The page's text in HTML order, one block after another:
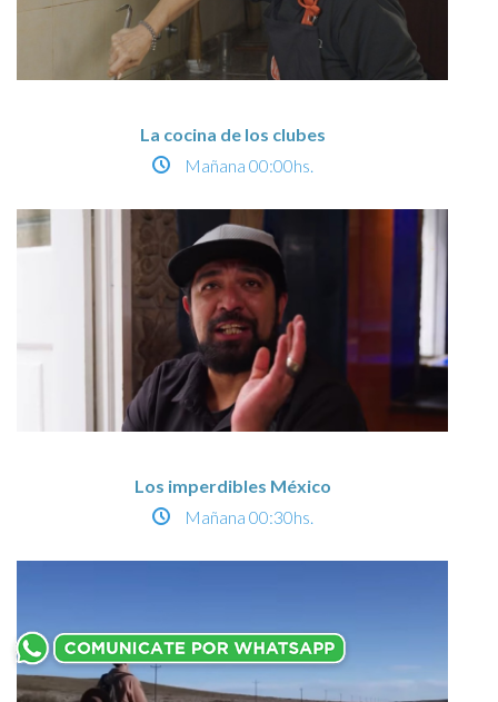
La cocina de los clubes
Mañana 00:00hs.
Los imperdibles México
Mañana 00:30hs.